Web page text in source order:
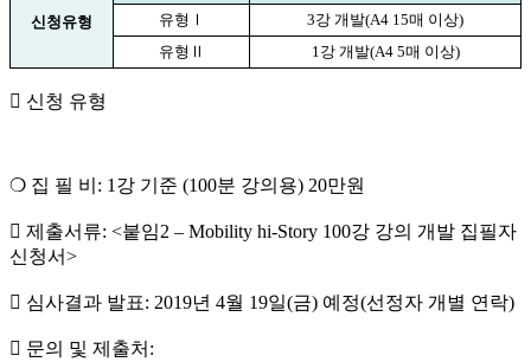
신청유형
유형 Ⅰ 3강 개발(A4 15매 이상)
유형 Ⅱ 1 강 개발(A4 5매 이상)
 신청 유형
❍ 집 필 비 : 1 강 기준 (100분 강의용) 20만원
 제출서류: <붙임2 – Mobility hi-Story 100강 강의 개발 집필자
신청서>
 심사결과 발표: 2019년 4월 19일(금) 예정(선정자 개별 연락)
 문의 및 제출처 :